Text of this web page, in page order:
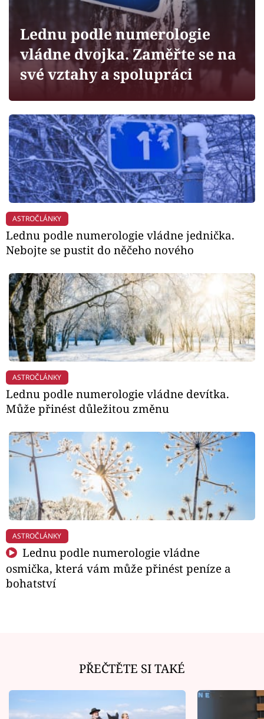
Sledujte prima+
Filmový festival Karlovy Vary
Mámy sobě
Přihlášení
Sledujte nás
Lednu podle numerologie
vládne dvojka. Zaměřte se na
své vztahy a spolupráci
ASTROČLÁNKY
Lednu podle numerologie vládne jednička.
Nebojte se pustit do něčeho nového
ASTROČLÁNKY
Lednu podle numerologie vládne devítka.
Může přinést důležitou změnu
ASTROČLÁNKY
Lednu podle numerologie vládne
osmička, která vám může přinést peníze a
bohatství
PŘEČTĚTE SI TAKÉ